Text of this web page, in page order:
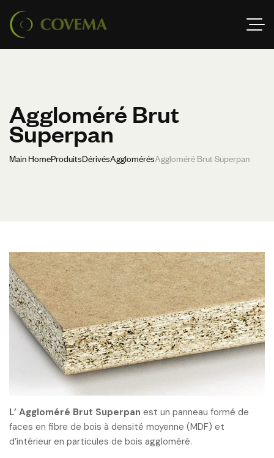
Aggloméré Brut
Superpan
Main HomeProduitsDérivésAgglomérésAggloméré Brut Superpan
L’ Aggloméré Brut Superpan est un panneau formé de
faces en fibre de bois à densité moyenne (MDF) et
d’intérieur en particules de bois aggloméré.